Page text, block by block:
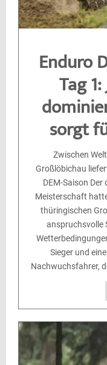
Enduro
Tag
sorgt
Zwischen
Großlöbichau
DEM-Saison
Meisterschaft
thüringischen
anspruchsvolle
Sieger und
Nachwuchsfahrer,